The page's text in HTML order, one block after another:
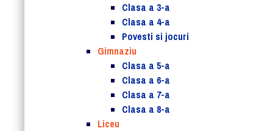
Clasa a 3-a
Clasa a 4-a
Povesti si jocuri
Gimnaziu
Clasa a 5-a
Clasa a 6-a
Clasa a 7-a
Clasa a 8-a
Liceu